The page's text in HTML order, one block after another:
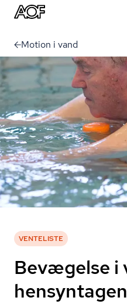
Motion i vand
VENTELISTE
Bevægelse i